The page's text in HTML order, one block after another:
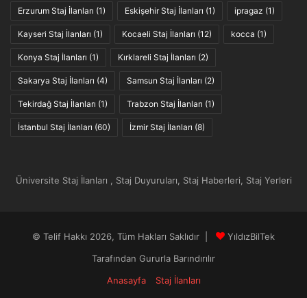
Erzurum Staj İlanları (1) Eskişehir Staj İlanları (1) ipragaz (1)
Kayseri Staj İlanları (1) Kocaeli Staj İlanları (12) kocca (1)
Konya Staj İlanları (1) Kırklareli Staj İlanları (2)
Sakarya Staj İlanları (4) Samsun Staj İlanları (2)
Tekirdağ Staj İlanları (1) Trabzon Staj İlanları (1)
İstanbul Staj İlanları (60) İzmir Staj İlanları (8)
Üniversite Staj İlanları , Staj Duyuruları, Staj Haberleri, Staj Yerleri
© Telif Hakkı 2026, Tüm Hakları Saklıdır |
YıldızBilTek
Tarafından Gururla Barındırılır
Anasayfa
Staj İlanları